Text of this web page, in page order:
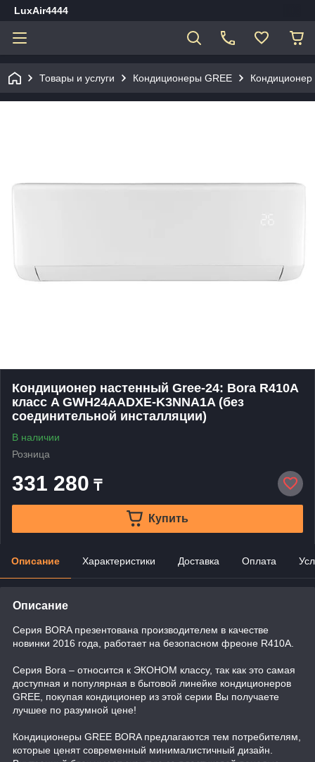
LuxAir4444
Товары и услуги Кондиционеры GREE Кондиционер
Кондиционер настенный Gree-24: Bora R410A
класс A GWH24AADXE-K3NNA1A (без
соединительной инсталляции)
В наличии
Розница
331 280 ₸
Купить
Описание Характеристики Доставка Оплата
Описание
Серия BORA презентована производителем в качестве
новинки 2016 года, работает на безопасном фреоне R410A.
Серия Bora – относится к ЭКОНОМ классу, так как это самая
доступная и популярная в бытовой линейке кондиционеров
GREE, покупая кондиционер из этой серии Вы получаете
лучшее по разумной цене!
Кондиционеры GREE BORA предлагаются тем потребителям,
которые ценят современный минималистичный дизайн.